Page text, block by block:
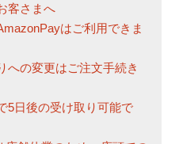
客さまへ
はご利用できま
への変更はご注文手続き
5日後の受け取り可能で